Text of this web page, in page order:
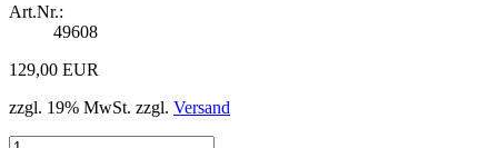
Art.Nr.:
49608
129,00 EUR
zzgl. 19% MwSt. zzgl. Versand